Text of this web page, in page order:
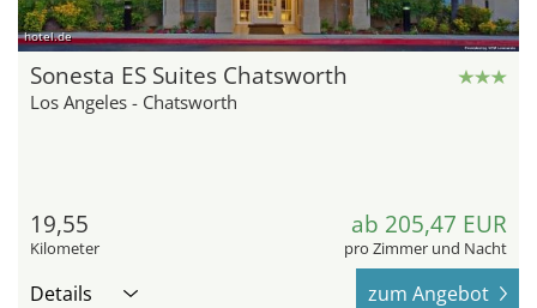
hotel.de
Sonesta ES Suites Chatsworth
Los Angeles - Chatsworth
19,55
Kilometer
ab 205,47 EUR
pro Zimmer und Nacht
Details zum Angebot